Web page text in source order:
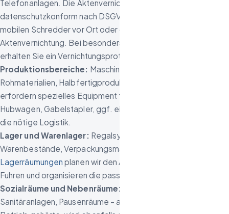
Telefonanlagen. Die Aktenvernichtung erfolgt
datenschutzkonform nach DSGVO – entweder durch einen
mobilen Schredder vor Ort oder durch eine zertifizierte
Aktenvernichtung. Bei besonders sensiblen Unterlagen
erhalten Sie ein Vernichtungsprotokoll.
Produktionsbereiche: Maschinen, Werkbänke, Werkzeuge,
Rohmaterialien, Halbfertigprodukte. Schwere Maschinen
erfordern spezielles Equipment für den Abtransport –
Hubwagen, Gabelstapler, ggf. einen Kran. Wir koordinieren
die nötige Logistik.
Lager und Warenlager: Regalsysteme, Paletten,
Warenbestände, Verpackungsmaterial. Für umfangreiche
Lagerräumungen planen wir den Abtransport in mehreren
Fuhren und organisieren die passenden Transportmittel.
Sozialräume und Nebenräume:
Sanitäranlagen, Pausenräume – alles, was zum täglichen